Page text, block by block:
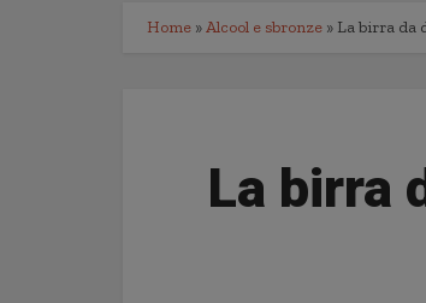
Home »Alcool e sbronze » La birra da
La birra